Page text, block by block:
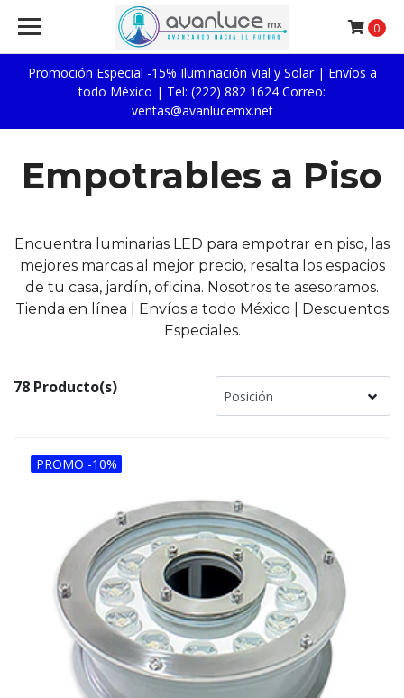
Promoción Especial -15% Iluminación Vial y Solar | Envíos a
todo México | Tel: (222) 882 1624 Correo:
ventas@avanlucemx.net
0
Empotrables a Piso
Encuentra luminarias LED para empotrar en piso, las
mejores marcas al mejor precio, resalta los espacios
de tu casa, jardín, oficina. Nosotros te asesoramos.
Tienda en línea | Envíos a todo México | Descuentos
Especiales.
78 Producto(s)
PROMO -10%